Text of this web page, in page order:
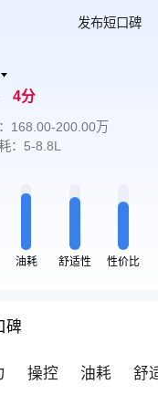
发布短口碑
4分
168.00-200.00万
：5-8.8L
油耗 舒适性 性价比
碑
操控 油耗 舒